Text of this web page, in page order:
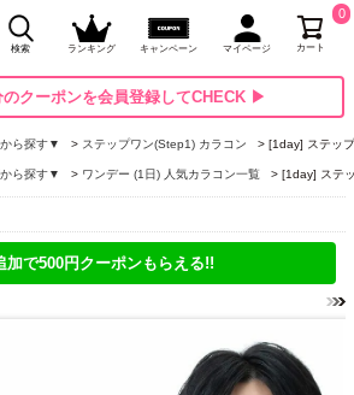
検索 ランキング キャンペーン マイページ カート
0
のクーポンを会員登録してCHECK ▶
ら探す▼ ステップワン(Step1) カラコン [1day] ステッ
ら探す▼ ワンデー (1日) 人気カラコン一覧 [1day] ステ
加で500円クーポンもらえる!!